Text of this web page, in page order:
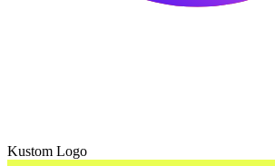
Kustom Logo